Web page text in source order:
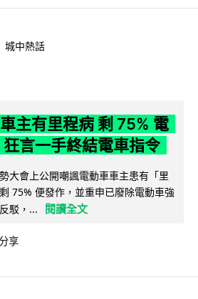
城中熱話
主有里程病 剩 75% 電
言一手終結電車指令
大會上公開嘲諷電動車車主患有「里
75% 便發作，並重申已廢除電動車強
駁，...
閱讀全文
享